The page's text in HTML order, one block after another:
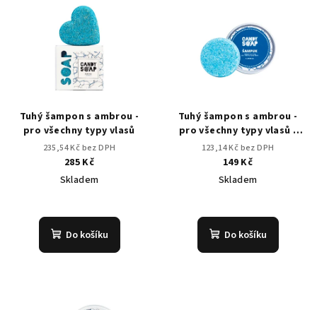
Tuhý šampon s ambrou -
pro všechny typy vlasů
235,54 Kč bez DPH
285 Kč
Skladem
hodnocení
produktu
hvězdiček.
Do košíku
Tuhý šampon s ambrou -
pro všechny typy vlasů -
CESTOVNÍ
123,14 Kč bez DPH
149 Kč
Skladem
hodnocení
produktu
Do košíku